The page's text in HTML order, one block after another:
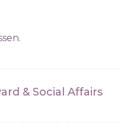
& Social Affairs